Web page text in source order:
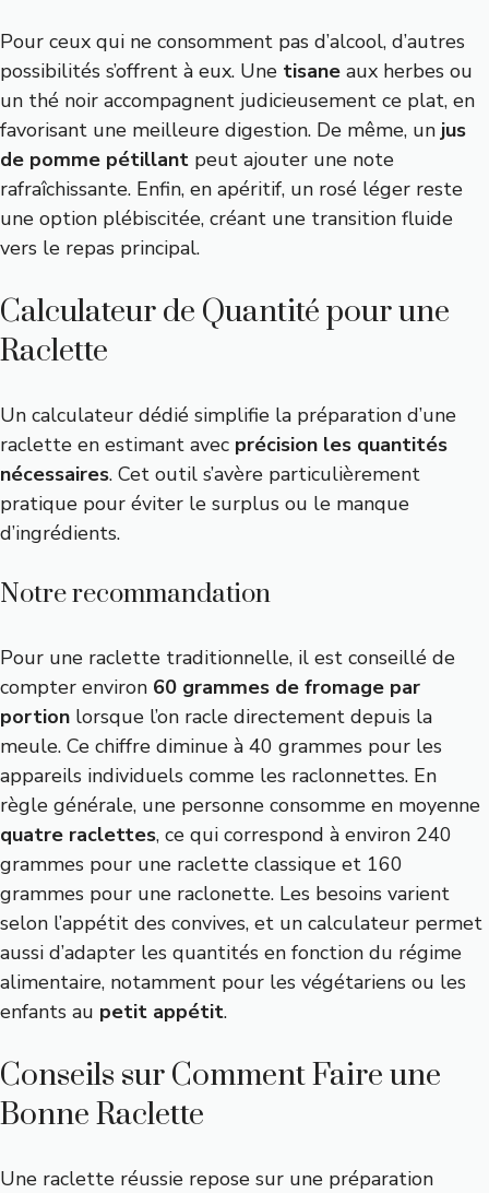
Pour ceux qui ne consomment pas d’alcool, d’autres
possibilités s’offrent à eux. Une tisane aux herbes ou
un thé noir accompagnent judicieusement ce plat, en
favorisant une meilleure digestion. De même, un jus
de pomme pétillant peut ajouter une note
rafraîchissante. Enfin, en apéritif, un rosé léger reste
une option plébiscitée, créant une transition fluide
vers le repas principal.
Calculateur de Quantité pour une
Raclette
Un calculateur dédié simplifie la préparation d’une
raclette en estimant avec précision les quantités
nécessaires. Cet outil s’avère particulièrement
pratique pour éviter le surplus ou le manque
d’ingrédients.
Notre recommandation
Pour une raclette traditionnelle, il est conseillé de
compter environ 60 grammes de fromage par
portion lorsque l’on racle directement depuis la
meule. Ce chiffre diminue à 40 grammes pour les
appareils individuels comme les raclonnettes. En
règle générale, une personne consomme en moyenne
quatre raclettes, ce qui correspond à environ 240
grammes pour une raclette classique et 160
grammes pour une raclonette. Les besoins varient
selon l’appétit des convives, et un calculateur permet
aussi d’adapter les quantités en fonction du régime
alimentaire, notamment pour les végétariens ou les
enfants au petit appétit.
Conseils sur Comment Faire une
Bonne Raclette
Une raclette réussie repose sur une préparation